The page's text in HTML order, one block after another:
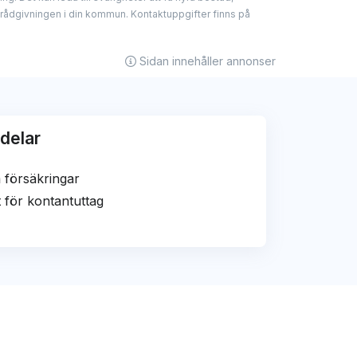
Sidan innehåller annonser
några av kreditgivarna som nämns
men detta påverkar aldrig våra
och har alltid varit – att erbjuda opartisk
i din kommun. Kontaktuppgifter finns på
försäkringar
för kontantuttag